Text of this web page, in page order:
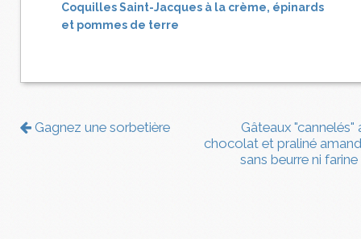
Coquilles Saint-Jacques à la crème, épinards
et pommes de terre
Gagnez une sorbetière
Gâteaux "cannelés"
chocolat et praliné
sans beurre ni farine